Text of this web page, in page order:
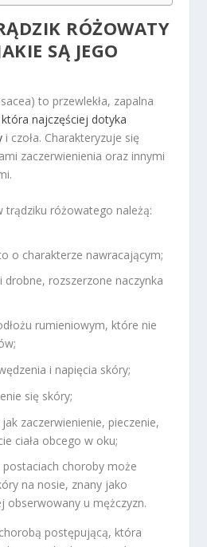
RÓŻOWATY
SĄ JEGO
to przewlekła, zapalna
najczęściej dotyka
i czoła. Charakteryzuje się
zaczerwienienia oraz innymi
trądziku różowatego należą:
o charakterze nawracającym;
drobne, rozszerzone naczynka
rumieniowym, które nie
i napięcia skóry;
się skóry;
zaczerwienienie, pieczenie,
ciała obcego w oku;
choroby może
na nosie, znany jako
obserwowany u mężczyzn.
postępującą, która